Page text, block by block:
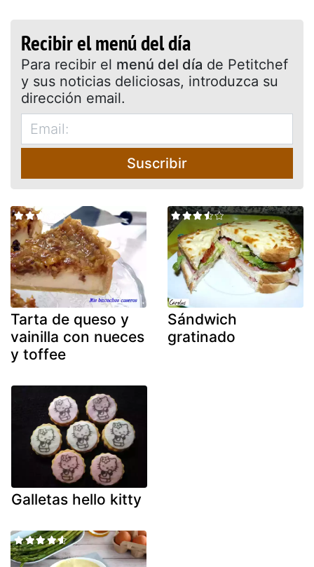
Recibir el menú del día
Para recibir el menú del día de Petitchef
y sus noticias deliciosas, introduzca su
dirección email.
Suscribir
Tarta de queso y
vainilla con nueces
y toffee
Sándwich
gratinado
Galletas hello kitty